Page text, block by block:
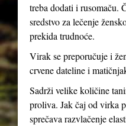
treba dodati i rusomaču.
sredstvo za lečenje
prekida trudnoće.
Virak se preporučuje i
crvene dateline i
Sadrži velike količine
proliva. Jak čaj od virka
sprečava razvlačenje